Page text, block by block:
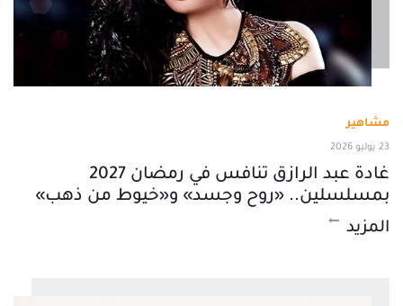
مشاهير
23 يوليو 2026
غادة عبد الرازق تنافس في رمضان 2027
بمسلسلين.. «روح وجسد» و«خيوط من ذهب»
المزيد